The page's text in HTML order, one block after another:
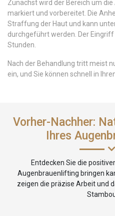
Zunächst wird der Bereich um
markiert und vorbereitet. Die
Straffung der Haut und kann
durchgeführt werden. Der
Stunden.
Nach der Behandlung tritt meist
ein, und Sie können schnell in
Vorher-Nachher:
Ihres
Entdecken Sie die
Augenbrauenlifting bringen
zeigen die präzise Arbeit und